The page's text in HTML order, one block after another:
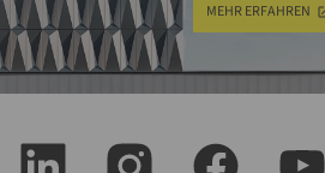
MEHR ERFAHREN